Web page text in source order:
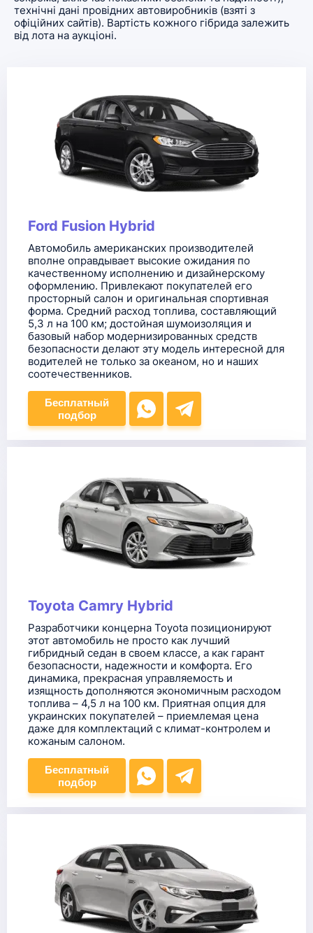
технічні дані провідних автовиробників (взяті з
офіційних сайтів). Вартість кожного гібрида залежить
від лота на аукціоні.
Ford Fusion Hybrid
Автомобиль американских производителей
вполне оправдывает высокие ожидания по
качественному исполнению и дизайнерскому
оформлению. Привлекают покупателей его
просторный салон и оригинальная спортивная
форма. Средний расход топлива, составляющий
5,3 л на 100 км; достойная шумоизоляция и
базовый набор модернизированных средств
безопасности делают эту модель интересной для
водителей не только за океаном, но и наших
соотечественников.
Бесплатный
подбор
Toyota Camry Hybrid
Разработчики концерна Toyota позиционируют
этот автомобиль не просто как лучший
гибридный седан в своем классе, а как гарант
безопасности, надежности и комфорта. Его
динамика, прекрасная управляемость и
изящность дополняются экономичным расходом
топлива – 4,5 л на 100 км. Приятная опция для
украинских покупателей – приемлемая цена
даже для комплектаций с климат-контролем и
кожаным салоном.
Бесплатный
подбор